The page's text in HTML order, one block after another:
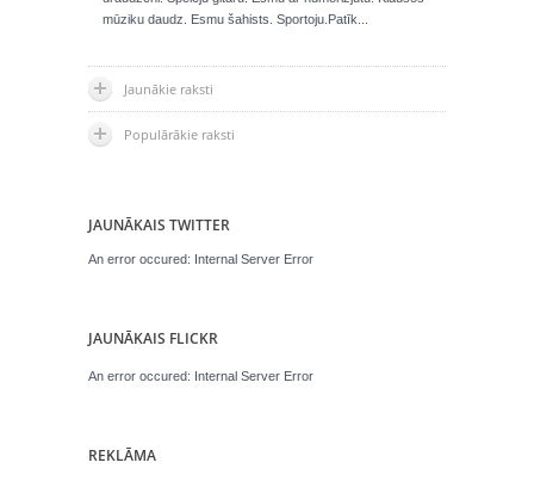
mūziku daudz. Esmu šahists. Sportoju.Patīk...
Jaunākie raksti
Populārākie raksti
JAUNĀKAIS TWITTER
An error occured: Internal Server Error
JAUNĀKAIS FLICKR
An error occured: Internal Server Error
REKLĀMA